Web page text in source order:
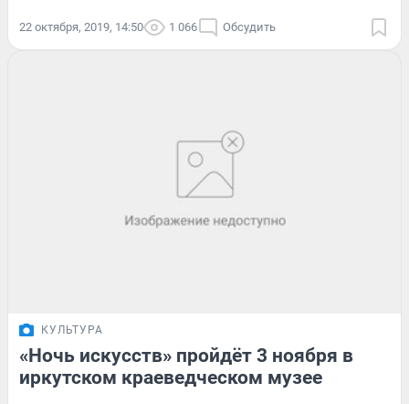
22 октября, 2019, 14:50 1 066 Обсудить
КУЛЬТУРА
«Ночь искусств» пройдёт 3 ноября в
иркутском краеведческом музее